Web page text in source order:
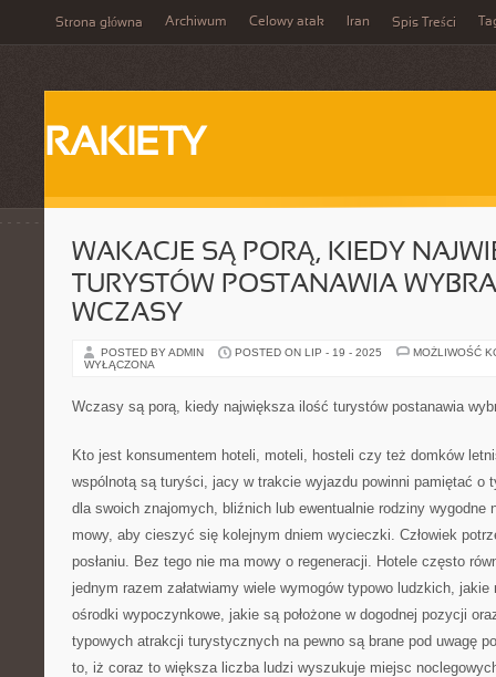
Strona główna Archiwum Celowy atak Iran Spis Treści
RAKIETY
WAKACJE SĄ PORĄ, KIEDY
TURYSTÓW POSTANAWIA
WCZASY
POSTED BY ADMIN POSTED ON LIP - 19 - 2025
MOŻLIWOŚĆ
WYŁĄCZONA
Wczasy są porą, kiedy największa ilość turystów postanawia
Kto jest konsumentem hoteli, moteli, hosteli czy też domków
wspólnotą są turyści, jacy w trakcie wyjazdu powinni pamiętać o
dla swoich znajomych, bliźnich lub ewentualnie rodziny wygodne
mowy, aby cieszyć się kolejnym dniem wycieczki. Człowiek
posłaniu. Bez tego nie ma mowy o regeneracji. Hotele często
jednym razem załatwiamy wiele wymogów typowo ludzkich,
ośrodki wypoczynkowe, jakie są położone w dogodnej pozycji
typowych atrakcji turystycznych na pewno są brane pod uwagę
to, iż coraz to większa liczba ludzi wyszukuje miejsc